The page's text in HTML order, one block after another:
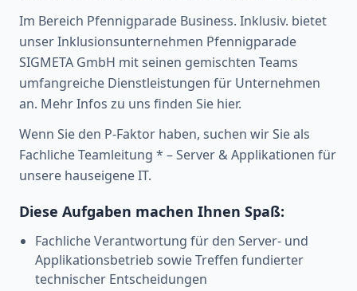
Im Bereich Pfennigparade Business. Inklusiv. bietet
unser Inklusionsunternehmen Pfennigparade
SIGMETA GmbH mit seinen gemischten Teams
umfangreiche Dienstleistungen für Unternehmen
an. Mehr Infos zu uns finden Sie hier.
Wenn Sie den P-Faktor haben, suchen wir Sie als
Fachliche Teamleitung * – Server & Applikationen für
unsere hauseigene IT.
Diese Aufgaben machen Ihnen Spaß:
Fachliche Verantwortung für den Server- und
Applikationsbetrieb sowie Treffen fundierter
technischer Entscheidungen